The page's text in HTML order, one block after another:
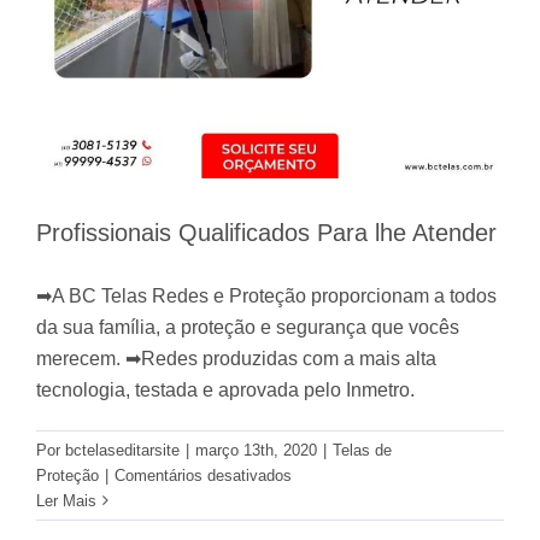
Profissionais Qualificados Para lhe Atender
➡A BC Telas Redes e Proteção proporcionam a todos
da sua família, a proteção e segurança que vocês
merecem. ➡Redes produzidas com a mais alta
tecnologia, testada e aprovada pelo Inmetro.
Por bctelaseditarsite | março 13th, 2020 | Telas de
Proteção | Comentários desativados
Qualificados
Ler Mais